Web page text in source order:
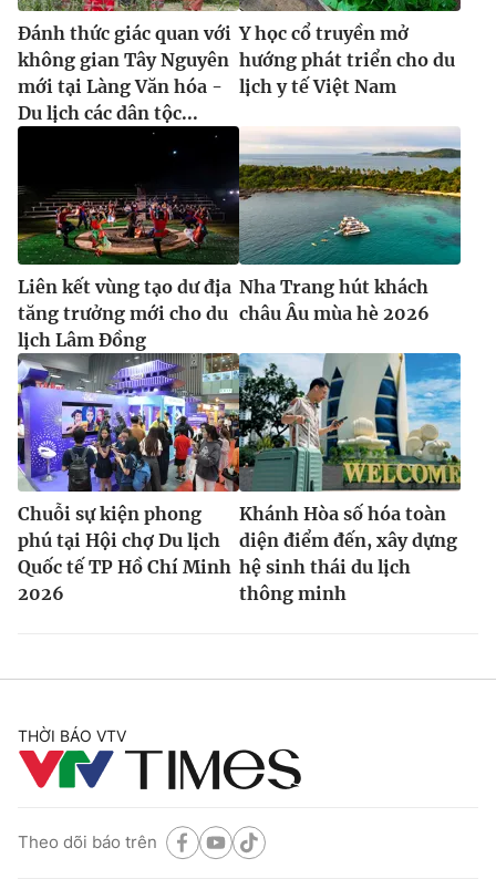
Đánh thức giác quan với
không gian Tây Nguyên
mới tại Làng Văn hóa -
Du lịch các dân tộc...
Y học cổ truyền mở
hướng phát triển cho du
lịch y tế Việt Nam
Liên kết vùng tạo dư địa
tăng trưởng mới cho du
lịch Lâm Đồng
Nha Trang hút khách
châu Âu mùa hè 2026
Chuỗi sự kiện phong
phú tại Hội chợ Du lịch
Quốc tế TP Hồ Chí Minh
2026
Khánh Hòa số hóa toàn
diện điểm đến, xây dựng
hệ sinh thái du lịch
thông minh
THỜI BÁO VTV
Theo dõi báo trên